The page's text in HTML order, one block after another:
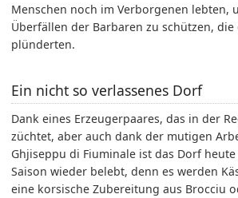
Menschen noch im Verborgenen lebten,
Überfällen der Barbaren zu schützen,
plünderten.
Ein nicht so verlassenes Dorf
Dank eines Erzeugerpaares, das in der
züchtet, aber auch dank der mutigen
Ghjiseppu di Fiuminale ist das Dorf
Saison wieder belebt, denn es werden
eine korsische Zubereitung aus Brocciu